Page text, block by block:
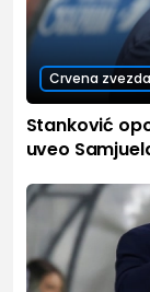
Crvena zvezda
Stanković
uveo